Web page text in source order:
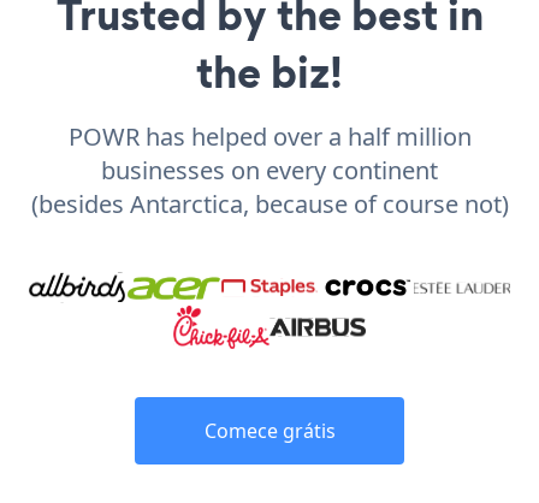
Trusted by the best in
the biz!
POWR has helped over a half million
businesses on every continent
(besides Antarctica, because of course not)
Comece grátis